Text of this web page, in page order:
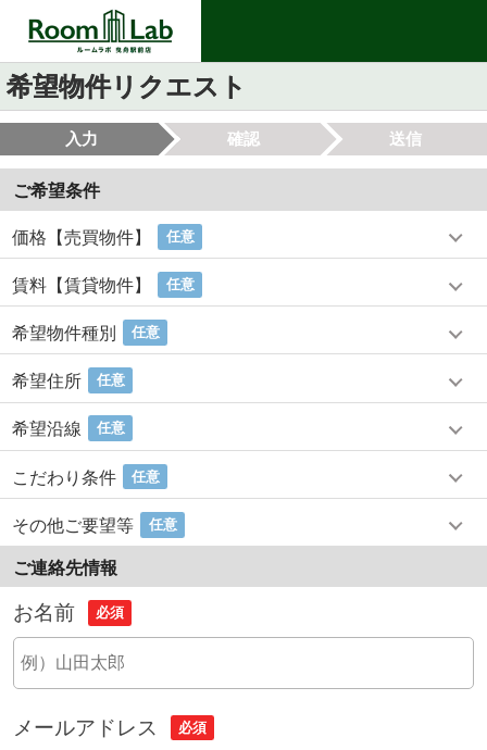
希望物件リクエスト
入力 確認 送信
ご希望条件
価格【売買物件】 任意
賃料【賃貸物件】 任意
希望物件種別 任意
希望住所 任意
希望沿線 任意
こだわり条件 任意
その他ご要望等 任意
ご連絡先情報
お名前 必須
メールアドレス 必須